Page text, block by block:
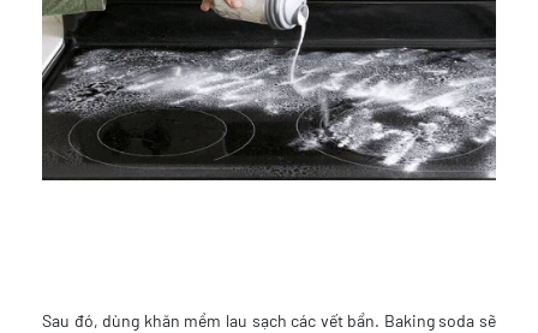
Sau đó, dùng khăn mềm lau sạch các vết bẩn. Baking soda sẽ